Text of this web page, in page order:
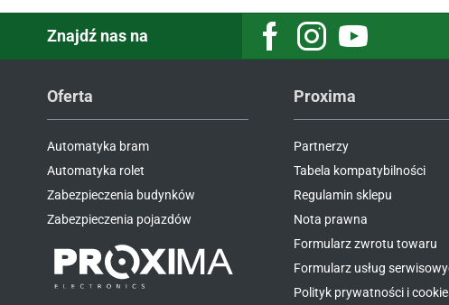
Znajdź nas na FacebookInstagramYoutube
Oferta
Automatyka bram
Automatyka rolet
Zabezpieczenia budynków
Zabezpieczenia pojazdów
Proxima
Partnerzy
Tabela kompatybilności
Regulamin sklepu
Nota prawna
Formularz zwrotu towaru
Formularz usług
Polityk prywatności i